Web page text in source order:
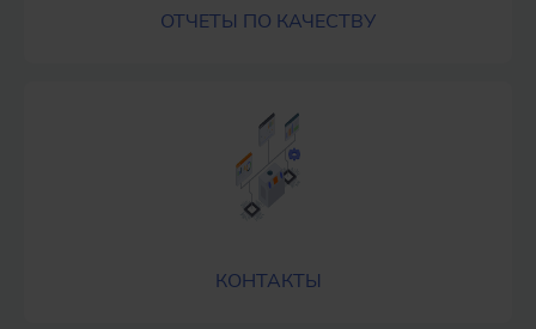
ОТЧЕТЫ ПО КАЧЕСТВУ
КОНТАКТЫ